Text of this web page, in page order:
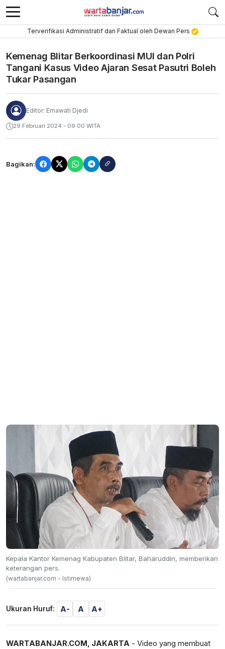
Terverifikasi Administratif dan Faktual oleh Dewan Pers
Kemenag Blitar Berkoordinasi MUI dan Polri
Tangani Kasus Video Ajaran Sesat Pasutri Boleh
Tukar Pasangan
Editor: Ernawati Djedi
29 Februari 2024 - 09:00 WITA
Bagikan:
Kepala Kantor Kemenag Kabupaten Blitar, Baharuddin, memberikan
keterangan pers.
(wartabanjar.com - Istimewa)
Ukuran Huruf: A- A A+
WARTABANJAR.COM, JAKARTA - Video yang membuat